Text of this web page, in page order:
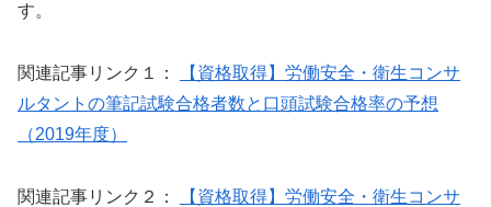
す。
関連記事リンク１：
【資格取得】労働安全・衛生コンサ
ルタントの筆記試験合格者数と口頭試験合格率の予想
（2019年度）
関連記事リンク２：
【資格取得】労働安全・衛生コンサ